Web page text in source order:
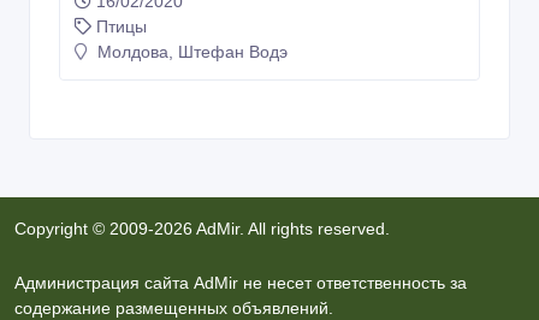
Птицы
Молдова, Штефан Водэ
Copyright © 2009-2026 AdMir. All rights reserved.
Администрация сайта AdMir не несет ответственность за
содержание размещенных объявлений.